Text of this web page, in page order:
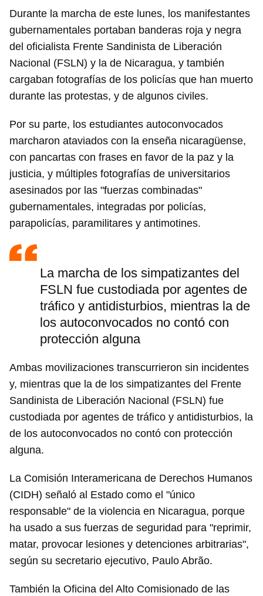
Guardar como favorito
Para poder guardar como favorito, primero has de
Durante la marcha de este lunes, los manifestantes
gubernamentales portaban banderas roja y negra
del oficialista Frente Sandinista de Liberación
Nacional (FSLN) y la de Nicaragua, y también
cargaban fotografías de los policías que han muerto
durante las protestas, y de algunos civiles.
Por su parte, los estudiantes autoconvocados
marcharon ataviados con la enseña nicaragüense,
con pancartas con frases en favor de la paz y la
justicia, y múltiples fotografías de universitarios
asesinados por las "fuerzas combinadas"
gubernamentales, integradas por policías,
parapolicías, paramilitares y antimotines.
La marcha de los simpatizantes del
FSLN fue custodiada por agentes de
tráfico y antidisturbios, mientras la de
los autoconvocados no contó con
protección alguna
Ambas movilizaciones transcurrieron sin incidentes
y, mientras que la de los simpatizantes del Frente
Sandinista de Liberación Nacional (FSLN) fue
custodiada por agentes de tráfico y antidisturbios, la
de los autoconvocados no contó con protección
alguna.
La Comisión Interamericana de Derechos Humanos
(CIDH) señaló al Estado como el "único
responsable" de la violencia en Nicaragua, porque
ha usado a sus fuerzas de seguridad para "reprimir,
matar, provocar lesiones y detenciones arbitrarias",
según su secretario ejecutivo, Paulo Abrão.
También la Oficina del Alto Comisionado de las